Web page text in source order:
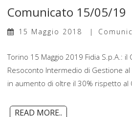
f
o
r
Comunicato 15/05/19
15 Maggio 2018
Torino 15 Maggio 2019 Fidia S.p.A.: il
Resoconto Intermedio di Gestione al
in aumento di oltre il 30% rispetto al
READ MORE..